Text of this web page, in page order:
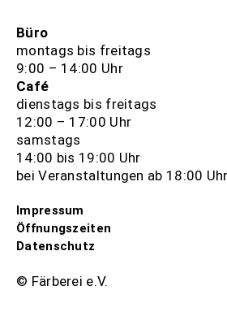
Büro
montags bis freitags
9:00 – 14:00 Uhr
Café
dienstags bis freitags
12:00 – 17:00 Uhr
samstags
14:00 bis 19:00 Uhr
bei Veranstaltungen ab 18:00 Uhr
Impressum
Öffnungszeiten
Datenschutz
© Färberei e.V.